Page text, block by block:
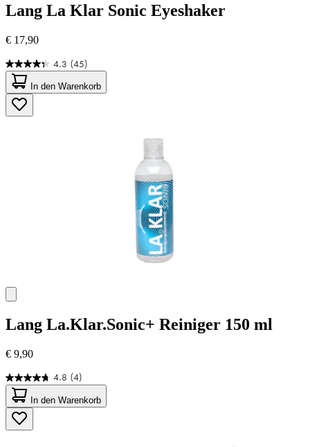
Lang La Klar Sonic Eyeshaker
€ 17,90
4.3 (45)
4.3
von
5
Sternen.
45
In den Warenkorb
Lang La.Klar.Sonic+ Reiniger 150 ml
€ 9,90
4.8 (4)
4.8
von
5
Sternen.
4
In den Warenkorb